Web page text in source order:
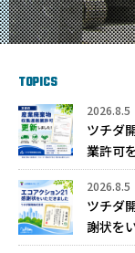
TOPICS
2026.8.5
ツチダ
業許可
2026.8.5
ツチダ
謝状を